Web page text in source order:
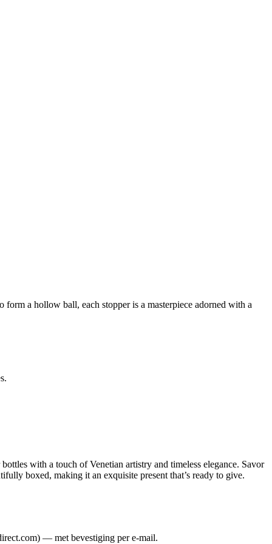
a hollow ball, each stopper is a masterpiece adorned with a
with a touch of Venetian artistry and timeless elegance. Savor
boxed, making it an exquisite present that’s ready to give.
— met bevestiging per e-mail.